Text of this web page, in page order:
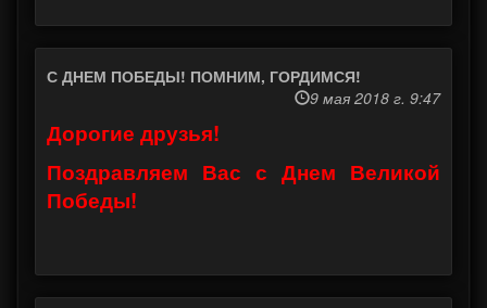
С ДНЕМ ПОБЕДЫ! ПОМНИМ, ГОРДИМСЯ!
9 мая 2018 г. 9:47
Дорогие друзья!
Поздравляем Вас с Днем Великой
Победы!